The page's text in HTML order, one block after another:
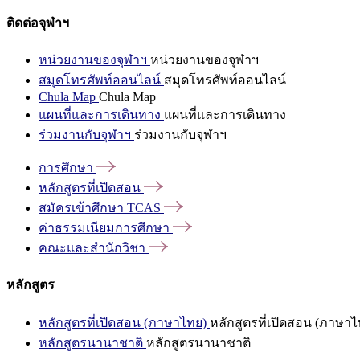
ติดต่อจุฬาฯ
หน่วยงานของจุฬาฯ หน่วยงานของจุฬาฯ
สมุดโทรศัพท์ออนไลน์ สมุดโทรศัพท์ออนไลน์
Chula Map Chula Map
แผนที่และการเดินทาง แผนที่และการเดินทาง
ร่วมงานกับจุฬาฯ ร่วมงานกับจุฬาฯ
การศึกษา
หลักสูตรที่เปิดสอน
สมัครเข้าศึกษา TCAS
ค่าธรรมเนียมการศึกษา
คณะและสำนักวิชา
หลักสูตร
หลักสูตรที่เปิดสอน (ภาษาไทย) หลักสูตรที่เปิดสอน (ภาษาไ
หลักสูตรนานาชาติ หลักสูตรนานาชาติ